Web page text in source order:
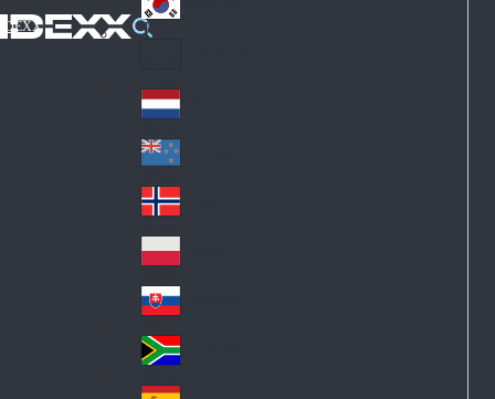
IDEXX
an
Ko
Lat
in
A
me
ric
a
Ne
the
rla
nd
s
Ne
w
Ze
ala
nd
No
rw
ay
Pol
an
d
Slo
va
kia
So